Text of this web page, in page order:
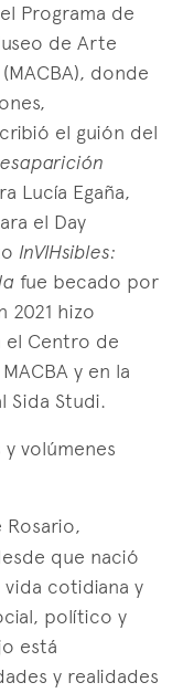
Programa de
de Arte
donde
el guión del
Lucía Egaña,
el Day
InVIHsibles:
fue becado por
2021 hizo
el Centro de
y en la
Sida Studi.
volúmenes
Rosario,
que nació
vida cotidiana y
político y
está
y realidades